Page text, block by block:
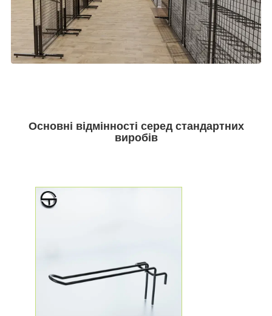
Основні відмінності серед стандартних
виробів